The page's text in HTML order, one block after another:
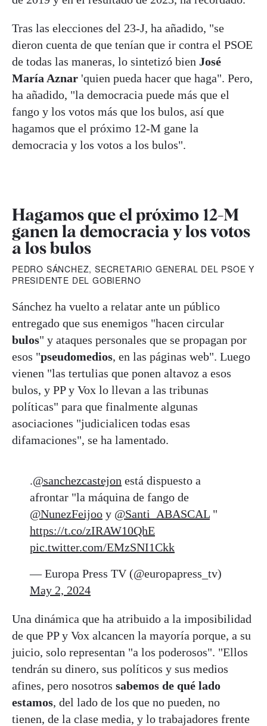
Tras las elecciones del 23-J, ha añadido, "se
dieron cuenta de que tenían que ir contra el PSOE
de todas las maneras, lo sintetizó bien José
María Aznar 'quien pueda hacer que haga". Pero,
ha añadido, "la democracia puede más que el
fango y los votos más que los bulos, así que
hagamos que el próximo 12-M gane la
democracia y los votos a los bulos".
Hagamos que el próximo 12-M
ganen la democracia y los votos
a los bulos
PEDRO SÁNCHEZ, SECRETARIO GENERAL DEL PSOE Y
PRESIDENTE DEL GOBIERNO
Sánchez ha vuelto a relatar ante un público
entregado que sus enemigos "hacen circular
bulos" y ataques personales que se propagan por
esos "pseudomedios, en las páginas web". Luego
vienen "las tertulias que ponen altavoz a esos
bulos, y PP y Vox lo llevan a las tribunas
políticas" para que finalmente algunas
asociaciones "judicialicen todas esas
difamaciones", se ha lamentado.
.@sanchezcastejon está dispuesto a
afrontar "la máquina de fango de
@NunezFeijoo y @Santi_ABASCAL "
https://t.co/zIRAW10QhE
pic.twitter.com/EMzSNI1Ckk
— Europa Press TV (@europapress_tv)
May 2, 2024
Una dinámica que ha atribuido a la imposibilidad
de que PP y Vox alcancen la mayoría porque, a su
juicio, solo representan "a los poderosos". "Ellos
tendrán su dinero, sus políticos y sus medios
afines, pero nosotros sabemos de qué lado
estamos, del lado de los que no pueden, no
tienen, de la clase media, y lo trabajadores frente